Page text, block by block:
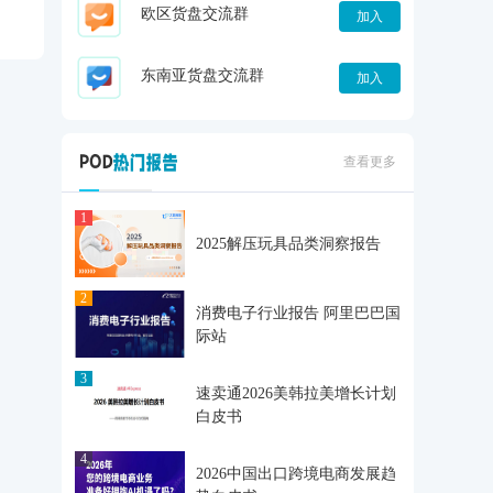
欧区货盘交流群 加入
东南亚货盘交流群 加入
查看更多
1
2025解压玩具品类洞察报告
2
消费电子行业报告 阿里巴巴国
际站
3
速卖通2026美韩拉美增长计划
白皮书
4
2026中国出口跨境电商发展趋